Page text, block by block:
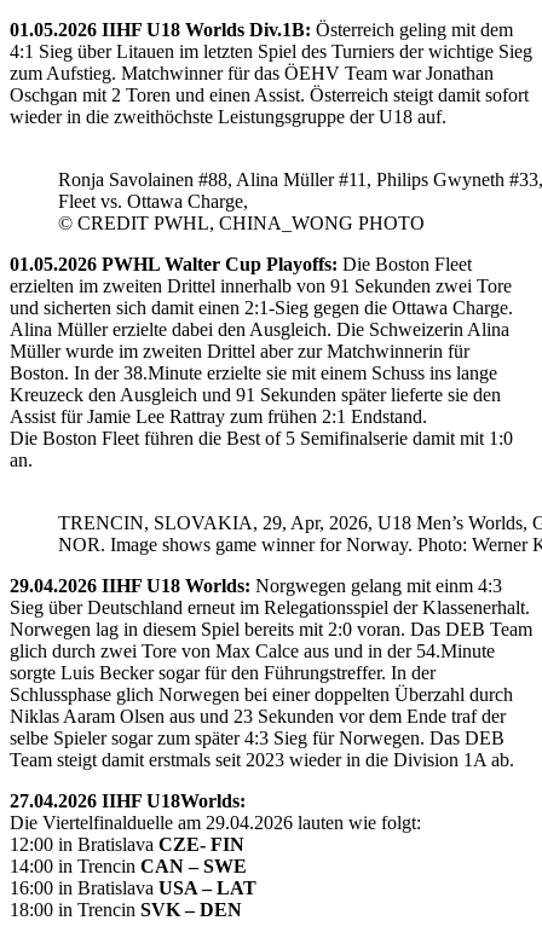
01.05.2026 IIHF U18 Worlds Div.1B: Österreich geling mit dem
4:1 Sieg über Litauen im letzten Spiel des Turniers der wichtige Sieg
zum Aufstieg. Matchwinner für das ÖEHV Team war Jonathan
Oschgan mit 2 Toren und einen Assist. Österreich steigt damit sofort
wieder in die zweithöchste Leistungsgruppe der U18 auf.
Ronja Savolainen #88, Alina Müller #11, Philips Gwyneth
Fleet vs. Ottawa Charge,
© CREDIT PWHL, CHINA_WONG PHOTO
01.05.2026 PWHL Walter Cup Playoffs: Die Boston Fleet
erzielten im zweiten Drittel innerhalb von 91 Sekunden zwei Tore
und sicherten sich damit einen 2:1-Sieg gegen die Ottawa Charge.
Alina Müller erzielte dabei den Ausgleich. Die Schweizerin Alina
Müller wurde im zweiten Drittel aber zur Matchwinnerin für
Boston. In der 38.Minute erzielte sie mit einem Schuss ins lange
Kreuzeck den Ausgleich und 91 Sekunden später lieferte sie den
Assist für Jamie Lee Rattray zum frühen 2:1 Endstand.
Die Boston Fleet führen die Best of 5 Semifinalserie damit mit 1:0
an.
TRENCIN, SLOVAKIA, 29, Apr, 2026, U18 Men’s Worlds,
NOR. Image shows game winner for Norway. Photo: Werner
29.04.2026 IIHF U18 Worlds: Norgwegen gelang mit einm 4:3
Sieg über Deutschland erneut im Relegationsspiel der Klassenerhalt.
Norwegen lag in diesem Spiel bereits mit 2:0 voran. Das DEB Team
glich durch zwei Tore von Max Calce aus und in der 54.Minute
sorgte Luis Becker sogar für den Führungstreffer. In der
Schlussphase glich Norwegen bei einer doppelten Überzahl durch
Niklas Aaram Olsen aus und 23 Sekunden vor dem Ende traf der
selbe Spieler sogar zum später 4:3 Sieg für Norwegen. Das DEB
Team steigt damit erstmals seit 2023 wieder in die Division 1A ab.
27.04.2026 IIHF U18Worlds:
Die Viertelfinalduelle am 29.04.2026 lauten wie folgt:
12:00 in Bratislava CZE- FIN
14:00 in Trencin CAN – SWE
16:00 in Bratislava USA – LAT
18:00 in Trencin SVK – DEN